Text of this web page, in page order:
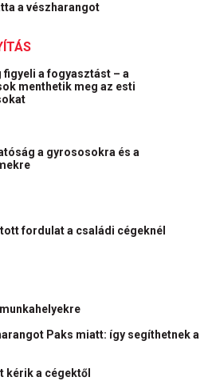
a vészharangot
figyeli a fogyasztást – a
menthetik meg az esti
a gyrososokra és a
fordulat a családi cégeknél
Paks miatt: így segíthetnek a
kérik a cégektől